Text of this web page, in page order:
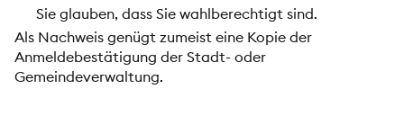
Sie glauben, dass Sie wahlberechtigt sind.
Als Nachweis genügt zumeist eine Kopie der
Anmeldebestätigung der Stadt- oder
Gemeindeverwaltung.